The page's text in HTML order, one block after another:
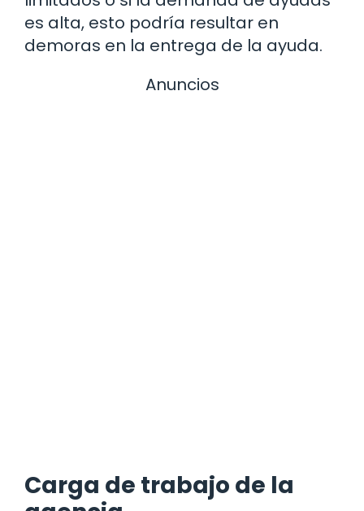
es alta, esto podría resultar en
demoras en la entrega de la ayuda.
Anuncios
Carga de trabajo de la